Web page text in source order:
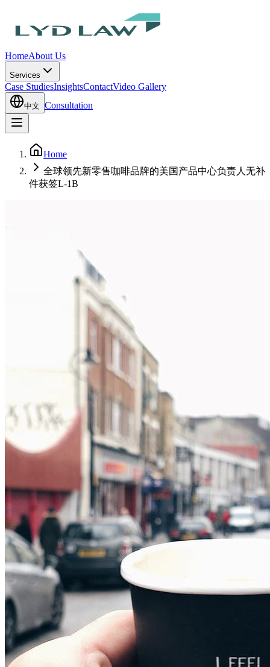
HomeAbout Us
Services
Case StudiesInsightsContactVideo Gallery
中文 Consultation
Home
全球领先新零售咖啡品牌的美国产品中心负责人无补
件获签L-1B